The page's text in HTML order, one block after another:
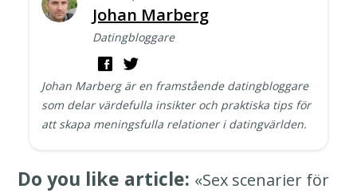
Johan Marberg
Datingbloggare
Johan Marberg är en framstående datingbloggare
som delar värdefulla insikter och praktiska tips för
att skapa meningsfulla relationer i datingvärlden.
Do you like article: «Sex scenarier för